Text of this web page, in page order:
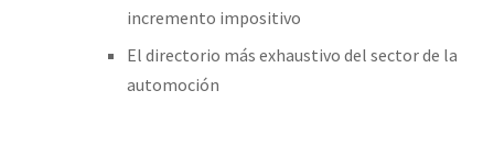
incremento impositivo
El directorio más exhaustivo del sector de la
automoción